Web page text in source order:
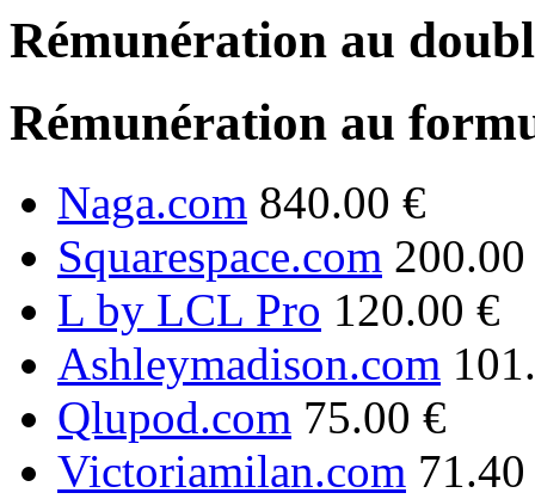
Rémunération au
Rémunération au
Naga.com 840.00 €
Squarespace.com
L by LCL Pro 120.00 €
Ashleymadison.com
Qlupod.com 75.00 €
Victoriamilan.com